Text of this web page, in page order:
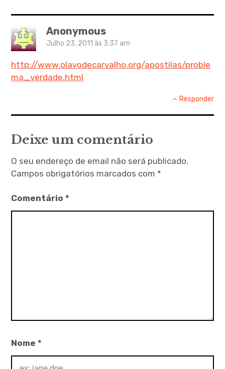
Anonymous
Julho 23, 2011 às 3:37 am
http://www.olavodecarvalho.org/apostilas/proble
ma_verdade.html
Responder
Deixe um comentário
O seu endereço de email não será publicado.
Campos obrigatórios marcados com *
Comentário*
Nome*